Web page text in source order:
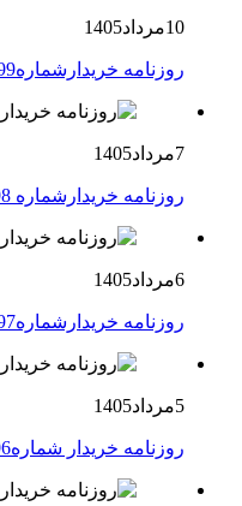
10مرداد1405
روزنامه خریدارشماره2199
7مرداد1405
روزنامه خریدارشماره 2198
6مرداد1405
روزنامه خریدارشماره2197
5مرداد1405
روزنامه خریدار شماره2196